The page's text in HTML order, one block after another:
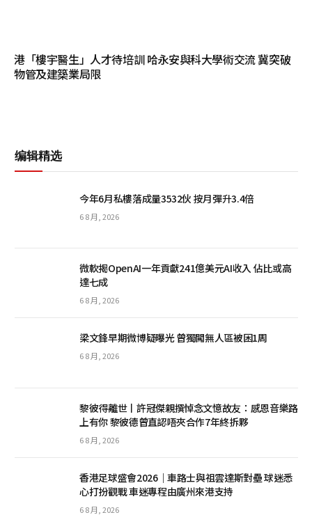
港「樓宇醫生」人才待培訓 哈永安與科大學術交流 冀突破
物管及建築業局限
编辑精选
今年6月私樓落成量3532伙 按月彈升3.4倍
6 8 月, 2026
微軟揭OpenAI一年貢獻241億美元AI收入 佔比或高
達七成
6 8 月, 2026
梁文鋒早期微博疑曝光 曾獨闖無人區被困1周
6 8 月, 2026
黎彼得離世丨許冠傑親撰悼念文憶故友：感恩音樂路
上有你 黎彼德曾直認唔夾合作7年終拆夥
6 8 月, 2026
香港足球盛會2026｜車路士與祖雲達斯對壘 球迷悉
心打扮觀戰 車迷專程由廣州來港支持
6 8 月, 2026